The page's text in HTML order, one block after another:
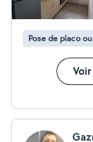
rénovation et de
partenaire de
claire et
attentes afin
des solutions adaptées.
pour discuter
Pose de placo